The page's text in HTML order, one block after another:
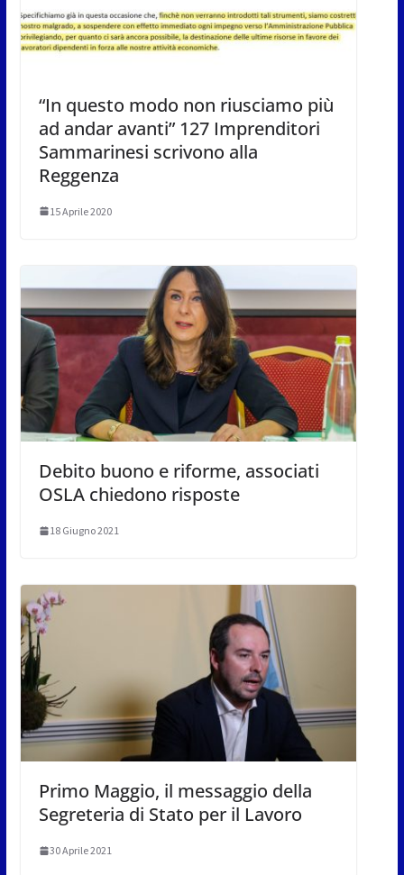
“In questo modo non riusciamo più
ad andar avanti” 127 Imprenditori
Sammarinesi scrivono alla
Reggenza
15 Aprile 2020
Debito buono e riforme, associati
OSLA chiedono risposte
18 Giugno 2021
Primo Maggio, il messaggio della
Segreteria di Stato per il Lavoro
30 Aprile 2021